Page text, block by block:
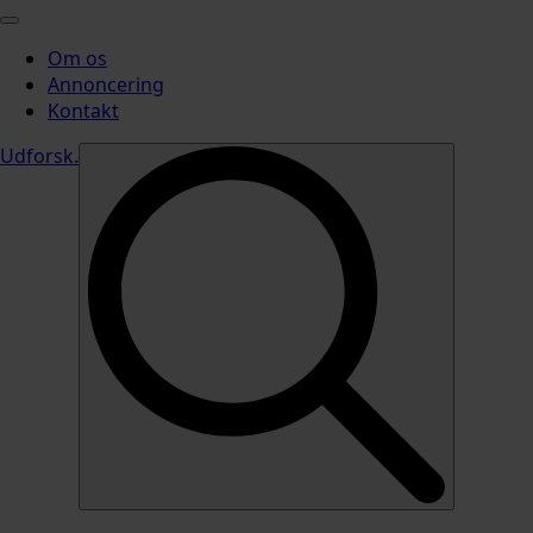
Om os
Annoncering
Kontakt
Udforsk.